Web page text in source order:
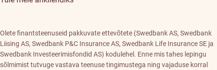
Olete finantsteenuseid pakkuvate ettevõtete (Swedbank AS, Swedbank
Liising AS, Swedbank P&C Insurance AS, Swedbank Life Insurance SE ja
Swedbank Investeerimisfondid AS) kodulehel. Enne mis tahes lepingu
sõlmimist tutvuge vastava teenuse tingimustega ning vajaduse korral